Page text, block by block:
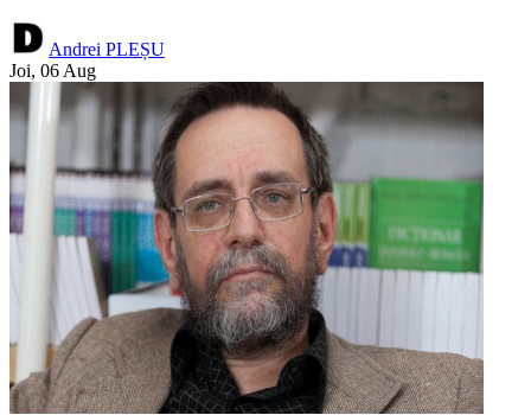
Andrei PLEȘU
Joi, 06 Aug